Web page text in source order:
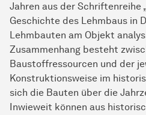
Jahren aus der Schriftenreihe
Geschichte des Lehmbaus in
Lehmbauten am Objekt
Zusammenhang besteht
Baustoffressourcen und der
Konstruktionsweise im
sich die Bauten über die
Inwieweit können aus